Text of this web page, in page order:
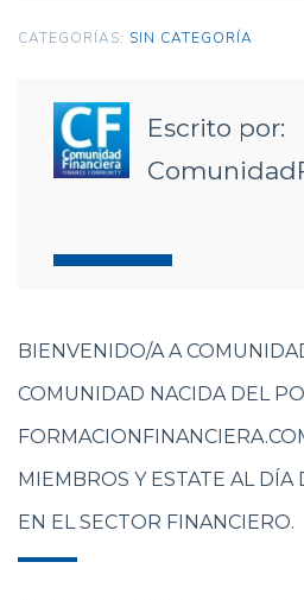
CATEGORÍAS: SIN CATEGORÍA
Escrito por:
BIENVENIDO/A A
COMUNIDAD NACIDA DEL
MIEMBROS Y ESTATE AL DÍA
EN EL SECTOR FINANCIERO.